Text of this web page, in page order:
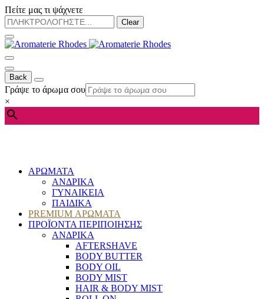
Πείτε μας τι ψάχνετε
Clear
Back
Γράψε το άρωμα σου
×
ΑΡΩΜΑΤΑ
ΑΝΔΡΙΚΑ
ΓΥΝΑΙΚΕΙΑ
ΠΑΙΔΙΚΑ
PREMIUM ΑΡΩΜΑΤΑ
ΠΡΟΪΟΝΤΑ ΠΕΡΙΠΟΙΗΣΗΣ
ΑΝΔΡΙΚΑ
AFTERSHAVE
BODY BUTTER
BODY OIL
BODY MIST
HAIR & BODY MIST